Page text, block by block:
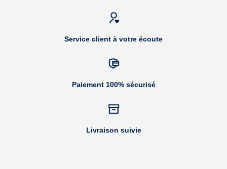
Service client à votre écoute
Paiement 100% sécurisé
Livraison suivie